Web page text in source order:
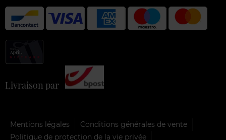
Livraison par
Mentions légales
Conditions générales de vente
Politique de protection de la vie privée